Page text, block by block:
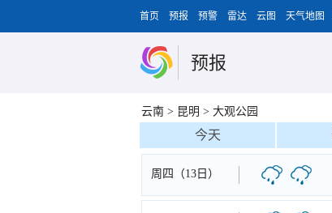
首页 预报 预警 雷达 云图 天气地图
预报
云南 > 昆明 > 大观公园
今天
周四（13日）